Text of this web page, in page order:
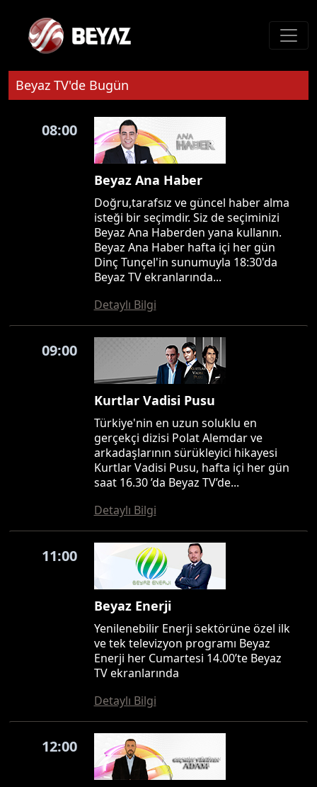
Beyaz TV'de Bugün
08:00
Beyaz Ana Haber
Doğru,tarafsız ve güncel haber alma
isteği bir seçimdir. Siz de seçiminizi
Beyaz Ana Haberden yana kullanın.
Beyaz Ana Haber hafta içi her gün
Dinç Tunçel'in sunumuyla 18:30'da
Beyaz TV ekranlarında...
Detaylı Bilgi
09:00
Kurtlar Vadisi Pusu
Türkiye'nin en uzun soluklu en
gerçekçi dizisi Polat Alemdar ve
arkadaşlarının sürükleyici hikayesi
Kurtlar Vadisi Pusu, hafta içi her gün
saat 16.30 ’da Beyaz TV’de...
Detaylı Bilgi
11:00
Beyaz Enerji
Yenilenebilir Enerji sektörüne özel ilk
ve tek televizyon programı Beyaz
Enerji her Cumartesi 14.00’te Beyaz
TV ekranlarında
Detaylı Bilgi
12:00